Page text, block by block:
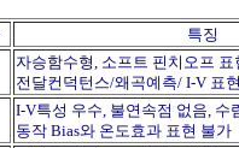
특징
자승함수형, 소프트 핀치오프 표
전달컨덕턴스/왜곡예측/ I-V 표
I-V특성 우수, 불연속점 없음, 수
동작 Bias와 온도효과 표현 불가